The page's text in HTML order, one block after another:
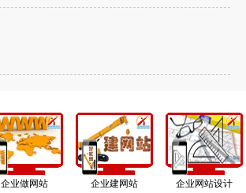
企业做网站 企业建网站 企业网站设计